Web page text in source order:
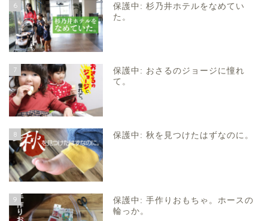
6
保護中: 杉乃井ホテルをなめてい
た。
7
保護中: おさるのジョージに憧れ
て。
8 保護中: 秋を見つけたはずなのに。
9
保護中: 手作りおもちゃ。ホースの
輪っか。